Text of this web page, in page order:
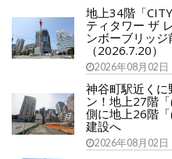
地上34階「
ティタワー ザ
ンボーブリッ
（2026.7.20）
2026年08月02日
神谷町駅近く
ン！地上27階
側に地上26階
建設へ
2026年08月02日